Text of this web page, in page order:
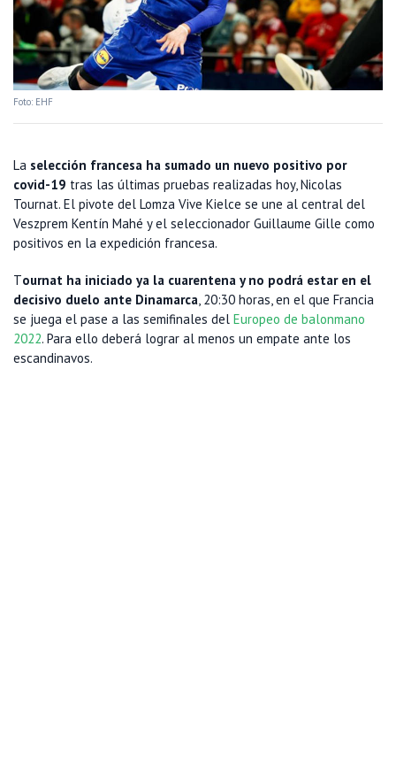
Foto: EHF
La selección francesa ha sumado un nuevo positivo por
covid-19 tras las últimas pruebas realizadas hoy, Nicolas
Tournat. El pivote del Lomza Vive Kielce se une al central del
Veszprem Kentín Mahé y el seleccionador Guillaume Gille como
positivos en la expedición francesa.
Tournat ha iniciado ya la cuarentena y no podrá estar en el
decisivo duelo ante Dinamarca , 20:30 horas, en el que Francia
se juega el pase a las semifinales del Europeo de balonmano
2022. Para ello deberá lograr al menos un empate ante los
escandinavos.